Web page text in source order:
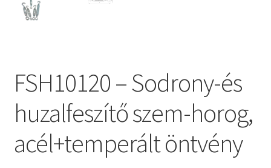
FSH10120 – Sodrony-és
huzalfeszítő szem-horog,
acél+temperált öntvény